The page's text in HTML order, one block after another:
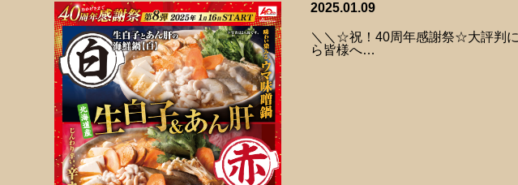
2025.01.09
＼＼☆祝！40周年感謝祭☆大評判
ら皆様へ…